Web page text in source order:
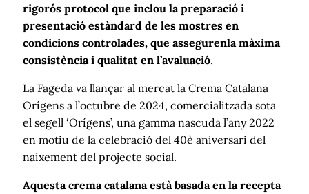
rigorós protocol que inclou la preparació i
presentació estàndard de les mostres en
condicions controlades, que assegurenla màxima
consistència i qualitat en l’avaluació.
La Fageda va llançar al mercat la Crema Catalana
Orígens a l’octubre de 2024, comercialitzada sota
el segell ‘Orígens’, una gamma nascuda l’any 2022
en motiu de la celebració del 40è aniversari del
naixement del projecte social.
Aquesta crema catalana està basada en la recepta